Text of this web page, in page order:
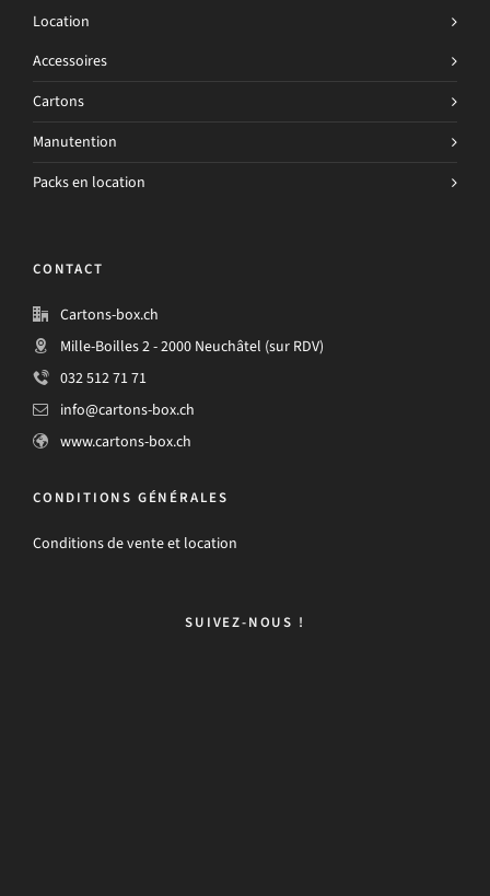
Location
Accessoires
Cartons
Manutention
Packs en location
CONTACT
Cartons-box.ch
Mille-Boilles 2 - 2000 Neuchâtel (sur RDV)
032 512 71 71
info@cartons-box.ch
www.cartons-box.ch
CONDITIONS GÉNÉRALES
Conditions de vente et location
SUIVEZ-NOUS !